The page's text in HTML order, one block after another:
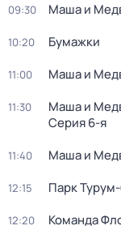
09:30 Маша и
10:20 Бумажки
11:00 Маша и
11:30 Маша и
Серия 6-я
11:40 Маша и
12:15 Парк
12:20 Команда